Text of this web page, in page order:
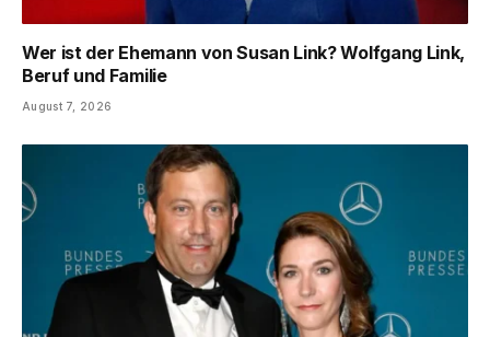
Wer ist der Ehemann von Susan Link? Wolfgang Link,
Beruf und Familie
August 7, 2026